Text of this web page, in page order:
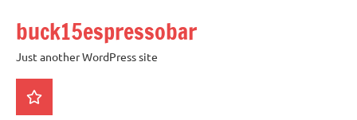
content
buck15espressobar
Just another WordPress site
pengeluaran